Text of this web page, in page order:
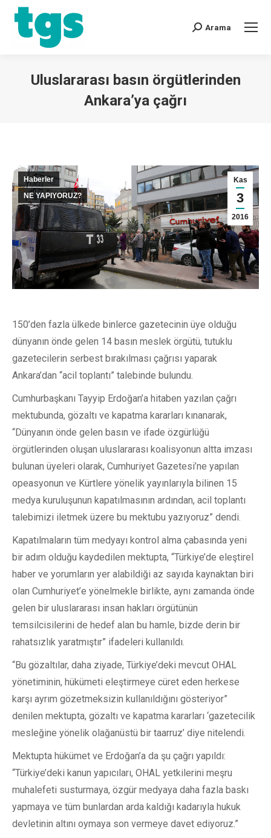
Arama
Uluslararası basın örgütlerinden
Ankara’ya çağrı
Kas
3
2016
Haberler
NE YAPIYORUZ?
150’den fazla ülkede binlerce gazetecinin üye olduğu
dünyanın önde gelen 14 basın meslek örgütü, tutuklu
gazetecilerin serbest bırakılması çağrısı yaparak
Ankara’dan “acil toplantı” talebinde bulundu.
Cumhurbaşkanı Tayyip Erdoğan’a hitaben yazılan çağrı
mektubunda, gözaltı ve kapatma kararları kınanarak,
“Dünyanın önde gelen basın ve ifade özgürlüğü
örgütlerinden oluşan uluslararası koalisyonun altta imzası
bulunan üyeleri olarak, Cumhuriyet Gazetesi’ne yapılan
opeasyonun ve Kürtlere yönelik yayınlarıyla bilinen 15
medya kuruluşunun kapatılmasının ardından, acil toplantı
talebimizi iletmek üzere bu mektubu yazıyoruz” dendi.
Kapatılmaların tüm medyayı kontrol alma çabasında yeni
bir adım olduğu kaydedilen mektupta, “Türkiye’de eleştirel
haber ve yorumların yer alabildiği az sayıda kaynaktan biri
olan Cumhuriyet’e yönelmekle birlikte, aynı zamanda önde
gelen bir uluslararası insan hakları örgütünün
temsilcisilerini de hedef alan bu hamle, bizde derin bir
rahatsızlık yaratmıştır” ifadeleri kullanıldı.
“Bu gözaltılar, daha ziyade, Türkiye’deki mevcut OHAL
yönetiminin, hükümeti eleştirmeye cüret eden herkese
karşı ayrım gözetmeksizin kullanıldığını gösteriyor”
denilen mektupta, gözaltı ve kapatma kararları ‘gazetecilik
mesleğine yönelik olağanüstü bir taarruz’ diye nitelendi.
Mektupta hükümet ve Erdoğan’a da şu çağrı yapıldı:
“Türkiye’deki kanun yapıcıları, OHAL yetkilerini meşru
muhalefeti susturmaya, özgür medyaya daha fazla baskı
yapmaya ve tüm bunlardan arda kaldığı kadarıyla hukuk
devletinin altını oymaya son vermeye davet ediyoruz.”